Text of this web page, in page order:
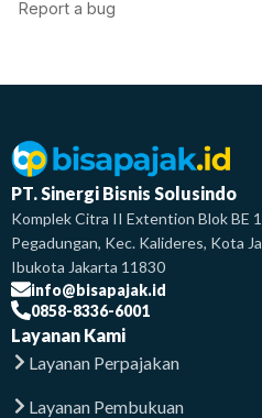
PT. Sinergi Bisnis Solusindo
Komplek Citra II Extention Blok BE
Pegadungan, Kec. Kalideres, Kota
Ibukota Jakarta 11830
info@bisapajak.id
0858-8336-6001
Layanan Kami
Layanan Perpajakan
Layanan Pembukuan